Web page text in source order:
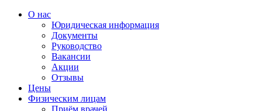
О нас
Юридическая информация
Документы
Руководство
Вакансии
Акции
Отзывы
Цены
Физическим лицам
Приём врачей